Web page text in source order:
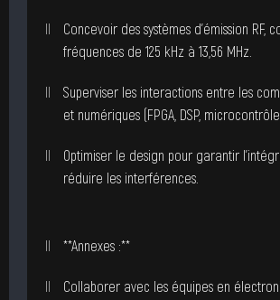
Concevoir des systèmes d’émission RF,
fréquences de 125 kHz à 13,56 MHz.
Superviser les interactions entre les
et numériques (FPGA, DSP,
Optimiser le design pour garantir
réduire les interférences.
**Annexes :**
Collaborer avec les équipes en